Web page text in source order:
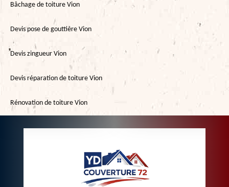
Bâchage de toiture Vion
Devis pose de gouttière Vion
Devis zingueur Vion
Devis réparation de toiture Vion
Rénovation de toiture Vion